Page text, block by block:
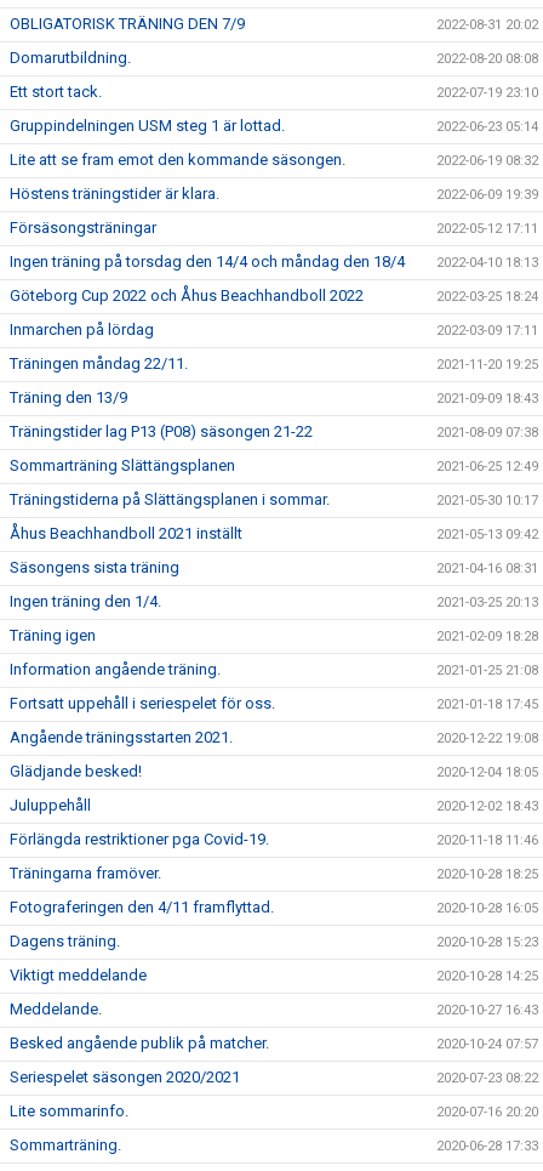
OBLIGATORISK TRÄNING DEN 7/9 2022-08-31 20:02
Domarutbildning. 2022-08-20 08:08
Ett stort tack. 2022-07-19 23:10
Gruppindelningen USM steg 1 är lottad. 2022-06-23 05:14
Lite att se fram emot den kommande säsongen. 2022-06-19 08:32
Höstens träningstider är klara. 2022-06-09 19:39
Försäsongsträningar 2022-05-12 17:11
Ingen träning på torsdag den 14/4 och måndag den 18/4 2022-04-10 18:13
Göteborg Cup 2022 och Åhus Beachhandboll 2022 2022-03-25 18:24
Inmarchen på lördag 2022-03-09 17:11
Träningen måndag 22/11. 2021-11-20 19:25
Träning den 13/9 2021-09-09 18:43
Träningstider lag P13 (P08) säsongen 21-22 2021-08-09 07:38
Sommarträning Slättängsplanen 2021-06-25 12:49
Träningstiderna på Slättängsplanen i sommar. 2021-05-30 10:17
Åhus Beachhandboll 2021 inställt 2021-05-13 09:42
Säsongens sista träning 2021-04-16 08:31
Ingen träning den 1/4. 2021-03-25 20:13
Träning igen 2021-02-09 18:28
Information angående träning. 2021-01-25 21:08
Fortsatt uppehåll i seriespelet för oss. 2021-01-18 17:45
Angående träningsstarten 2021. 2020-12-22 19:08
Glädjande besked! 2020-12-04 18:05
Juluppehåll 2020-12-02 18:43
Förlängda restriktioner pga Covid-19. 2020-11-18 11:46
Träningarna framöver. 2020-10-28 18:25
Fotograferingen den 4/11 framflyttad. 2020-10-28 16:05
Dagens träning. 2020-10-28 15:23
Viktigt meddelande 2020-10-28 14:25
Meddelande. 2020-10-27 16:43
Besked angående publik på matcher. 2020-10-24 07:57
Seriespelet säsongen 2020/2021 2020-07-23 08:22
Lite sommarinfo. 2020-07-16 20:20
Sommarträning. 2020-06-28 17:33